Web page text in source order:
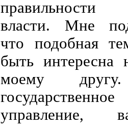
правильности
власти. Мне
что подобная
быть интересна
моему
государственное
управление,